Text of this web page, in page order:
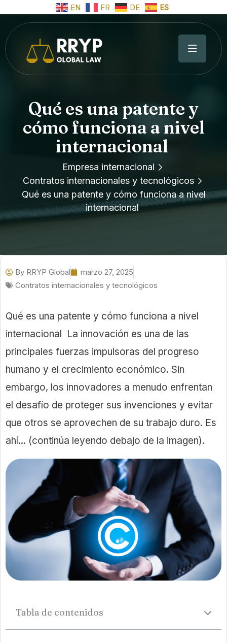
EN FR DE ES
Qué es una patente y
cómo funciona a nivel
internacional
Empresa internacional
Contratos internacionales y tecnológicos
Qué es una patente y cómo funciona a nivel
internacional
By RRYP Global
marzo 27, 2025
Contratos internacionales y tecnológicos
Qué es una patente y cómo funciona a nivel
internacional La innovación es una de las
principales fuerzas impulsoras del progreso
humano y el crecimiento económico. Sin
embargo, los innovadores a menudo enfrentan
el desafío de proteger sus invenciones y evitar
que otros se aprovechen de su trabajo duro. Es
ahí... (continúa leyendo debajo de la imagen).
Tabla de contenidos